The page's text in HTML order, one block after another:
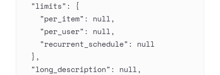
  "limits"
: {
    "per_item"
: null,
    "per_user"
: null,
    "recurrent_schedule"
: null
  },
  "long_description"
: null,